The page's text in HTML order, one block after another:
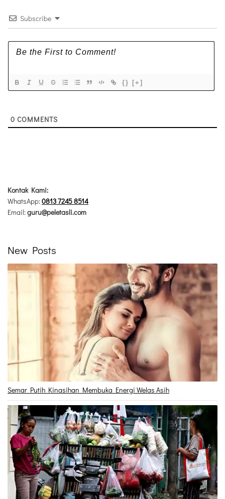
Subscribe
{} [+]
0 COMMENTS
Kontak Kami:
WhatsApp:0813 7245 8514
Email:guru@peletasli.com
New Posts
Semar Putih Kinasihan Membuka Energi Welas Asih